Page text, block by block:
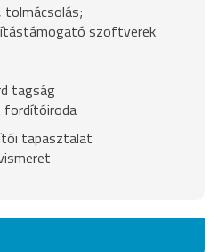
szoftverek
tagság
tapasztalat